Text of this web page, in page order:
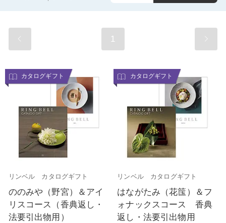
1
カタログギフト
リンベル カタログギフト
ののみや（野宮）＆アイ
リスコース（香典返し・
法要引出物用）
カタログギフト
リンベル カタログギフト
はながたみ（花筺）＆フ
ォナックスコース 香典
返し・法要引出物用